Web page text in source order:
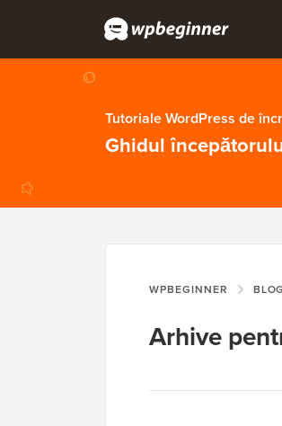
Tutoriale WordPress de
Ghidul
WPBEGINNER BLOG
Arhive